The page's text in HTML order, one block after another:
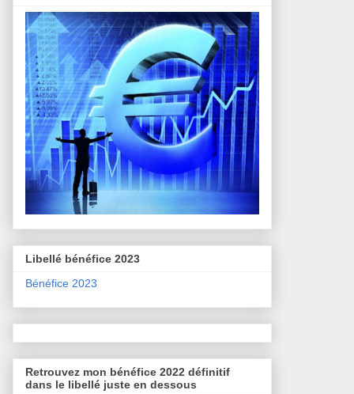
Libellé bénéfice 2023
Bénéfice 2023
Retrouvez mon bénéfice 2022 définitif
dans le libellé juste en dessous